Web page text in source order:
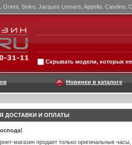
Seiko, Jacques Lemans, Appella, Candino,
Скрывать модели, которых
Новинки в каталоге
ДОСТАВКИ И ОПЛАТЫ
магазин продает только оригинальные